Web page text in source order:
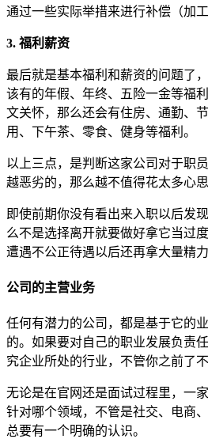
通过一些实际举措来进行补偿（加
3. 福利薪资
最后就是基本福利和薪资的问题了
该有的年假、年终、五险一金等福
文关怀，那么还会有住房、通勤、
用、下午茶、零食、健身等福利。
以上三点，是判断这家公司对于职
越恶劣的，那么越不值得花太多心思
即使前期你没有看出来入职以后发
么不是选择离开就要做好拿它当过
遭遇不公正待遇以后还再拿大量精
公司的主营业务
任何有潜力的公司，都是基于它的
的。如果要对自己的职业发展负责
究企业所处的行业，不管你之前了不
无论是在官网还是面试过程里，一
针对哪个领域，不管是社交、电商
总要有一个明确的认识。